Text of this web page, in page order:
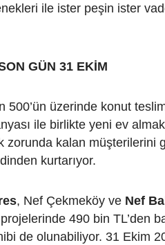
ile ister peşin ister
GÜN 31 EKİM
500’ün üzerinde konut
ile birlikte yeni ev
zorunda kalan müşterilerini
kurtarıyor.
, Nef Çekmeköy ve Nef
490 bin TL’den
de olunabiliyor. 31 Ekim